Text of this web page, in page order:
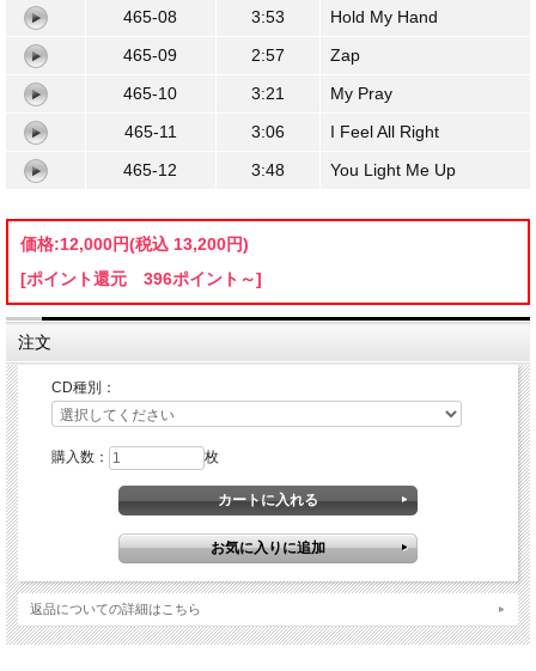
465-08
3:53
Hold My Hand
465-09
2:57
Zap
465-10
3:21
My Pray
465-11
3:06
I Feel All Right
465-12
3:48 You Light Me Up
価格:12,000円(税込 13,200円)
[ポイント還元 396ポイント～]
注文
CD種別：
購入数： 枚
返品についての詳細はこちら